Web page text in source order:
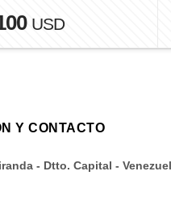
USD
Y CONTACTO
- Dtto. Capital -